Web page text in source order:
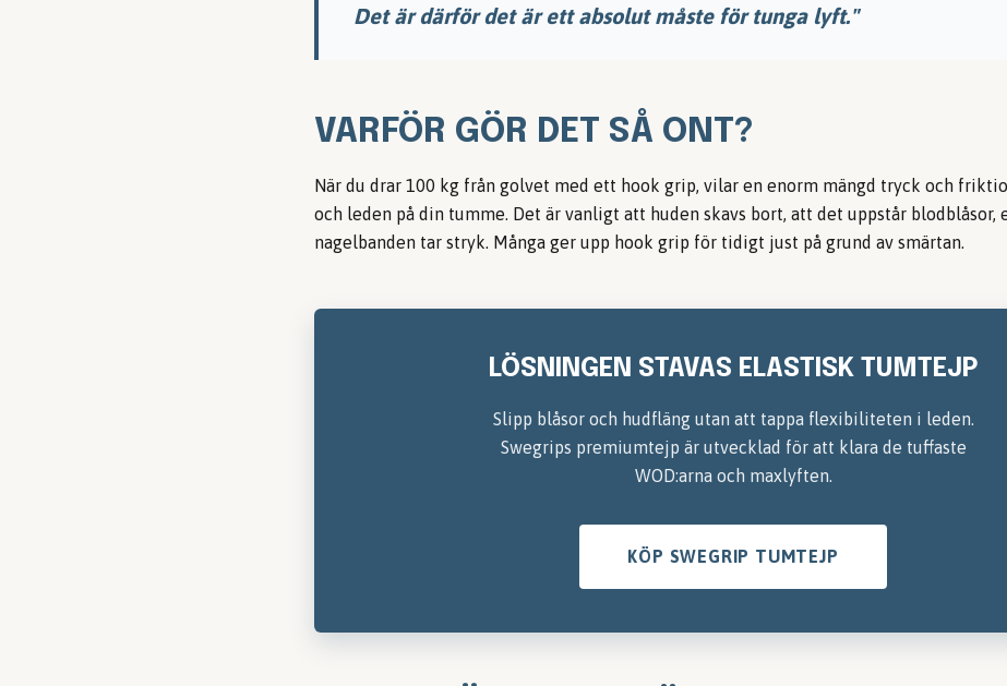
Det är därför det är ett absolut måste för tunga lyft."
VARFÖR GÖR DET SÅ ONT?
När du drar 100 kg från golvet med ett hook grip, vilar en enorm mängd tryck och
och leden på din tumme. Det är vanligt att huden skavs bort, att det uppstår blodblåsor,
nagelbanden tar stryk. Många ger upp hook grip för tidigt just på grund av smärtan.
LÖSNINGEN STAVAS ELASTISK TUMTEJP
Slipp blåsor och hudfläng utan att tappa flexibiliteten i leden.
Swegrips premiumtejp är utvecklad för att klara de tuffaste
WOD:arna och maxlyften.
KÖP SWEGRIP TUMTEJP